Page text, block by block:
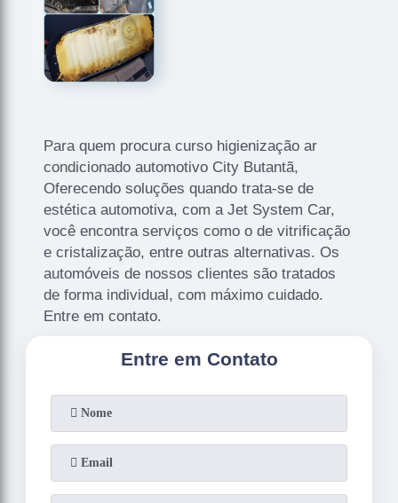
Para quem procura curso higienização ar
condicionado automotivo City Butantã,
Oferecendo soluções quando trata-se de
estética automotiva, com a Jet System Car,
você encontra serviços como o de vitrificação
e cristalização, entre outras alternativas. Os
automóveis de nossos clientes são tratados
de forma individual, com máximo cuidado.
Entre em contato.
Entre em Contato